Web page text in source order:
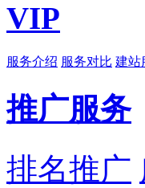
VIP
服务介绍 服务对比 建站
推广服务
排名推广